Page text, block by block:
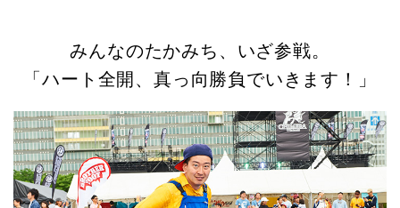
みんなのたかみち、いざ参戦。
「ハート全開、真っ向勝負でいきます！」